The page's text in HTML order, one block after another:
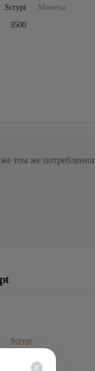
Scrypt
Монеты
3500
том же потреблении
Scrypt